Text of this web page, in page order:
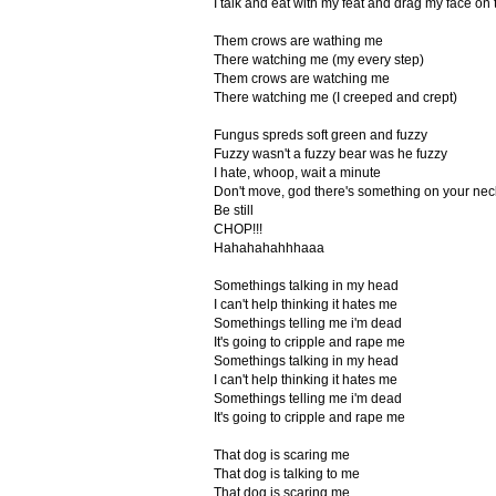
I talk and eat with my feat and drag my face on
Them crows are wathing me
There watching me (my every step)
Them crows are watching me
There watching me (I creeped and crept)
Fungus spreds soft green and fuzzy
Fuzzy wasn't a fuzzy bear was he fuzzy
I hate, whoop, wait a minute
Don't move, god there's something on your
Be still
CHOP!!!
Hahahahahhhaaa
Somethings talking in my head
I can't help thinking it hates me
Somethings telling me i'm dead
It's going to cripple and rape me
Somethings talking in my head
I can't help thinking it hates me
Somethings telling me i'm dead
It's going to cripple and rape me
That dog is scaring me
That dog is talking to me
That dog is scaring me